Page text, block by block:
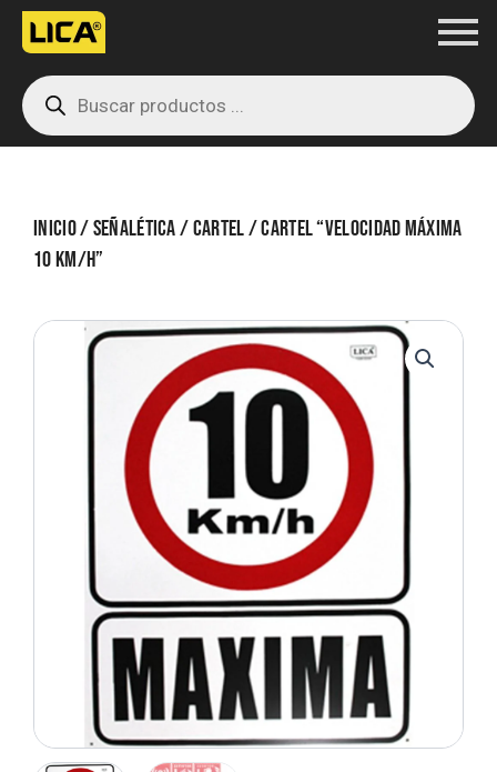
contenido
Products
search
Inicio/Señalética/Cartel/ Cartel “Velocidad Máxima
10 km/h”